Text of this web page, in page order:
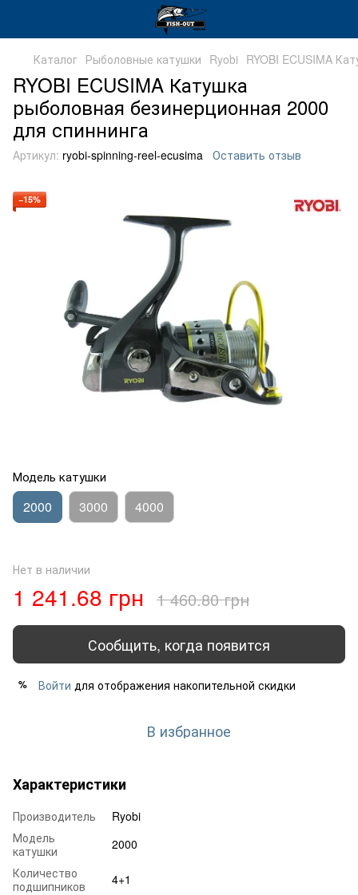
Каталог Рыболовные катушки Ryobi RYOBI ECUSIMA
RYOBI ECUSIMA Катушка
рыболовная безинерционная 2000
для спиннинга
Артикул: ryobi-spinning-reel-ecusima Оставить отзыв
−15%
Модель катушки
2000 3000 4000
Нет в наличии
1 241.68 грн 1 460.80 грн
Сообщить, когда появится
% Войти для отображения накопительной скидки
В избранное
Характеристики
Производитель
Ryobi
Модель
катушки
2000
Количество
подшипников
4+1